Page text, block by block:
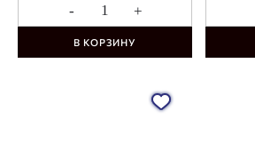
- +
В КОРЗИНУ